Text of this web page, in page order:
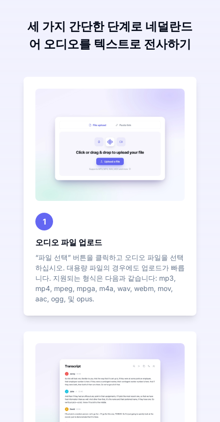
세 가지 간단한 단계로 네덜란드
어 오디오를 텍스트로 전사하기
1
오디오 파일 업로드
“파일 선택” 버튼을 클릭하고 오디오 파일을 선택
하십시오. 대용량 파일의 경우에도 업로드가 빠릅
니다. 지원되는 형식은 다음과 같습니다: mp3,
mp4, mpeg, mpga, m4a, wav, webm, mov,
aac, ogg, 및 opus.